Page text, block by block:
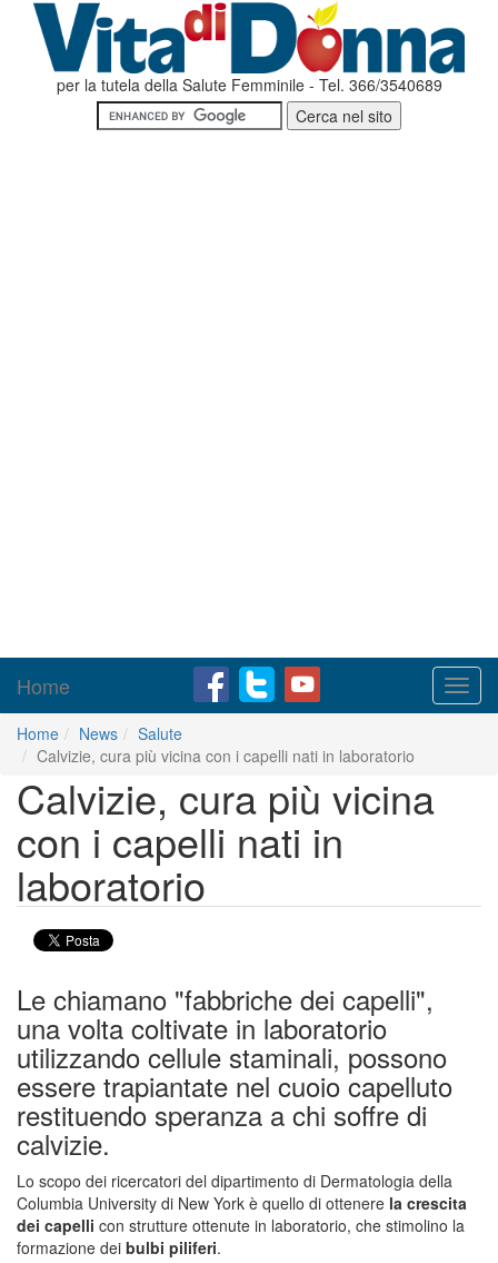
per la tutela della Salute Femminile - Tel. 366/3540689
Home
Home News
Salute
Calvizie, cura più vicina con i capelli nati in laboratorio
Calvizie, cura più vicina
con i capelli nati in
laboratorio
Le chiamano "fabbriche dei capelli",
una volta coltivate in laboratorio
utilizzando cellule staminali, possono
essere trapiantate nel cuoio capelluto
restituendo speranza a chi soffre di
calvizie.
Lo scopo dei ricercatori del dipartimento di Dermatologia della
Columbia University di New York è quello di ottenere la crescita
dei capelli con strutture ottenute in laboratorio, che stimolino la
formazione dei bulbi piliferi.